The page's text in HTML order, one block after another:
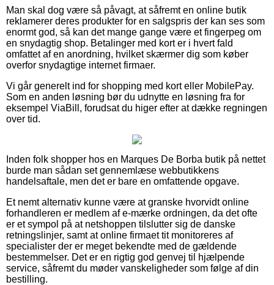
Man skal dog være så påvagt, at såfremt en online butik
reklamerer deres produkter for en salgspris der kan ses som
enormt god, så kan det mange gange være et fingerpeg om
en snydagtig shop. Betalinger med kort er i hvert fald
omfattet af en anordning, hvilket skærmer dig som køber
overfor snydagtige internet firmaer.
Vi går generelt ind for shopping med kort eller MobilePay.
Som en anden løsning bør du udnytte en løsning fra for
eksempel ViaBill, forudsat du higer efter at dække regningen
over tid.
Inden folk shopper hos en Marques De Borba butik på nettet
burde man sådan set gennemlæse webbutikkens
handelsaftale, men det er bare en omfattende opgave.
Et nemt alternativ kunne være at granske hvorvidt online
forhandleren er medlem af e-mærke ordningen, da det ofte
er et sympol på at netshoppen tilslutter sig de danske
retningslinjer, samt at online firmaet tit monitoreres af
specialister der er meget bekendte med de gældende
bestemmelser. Det er en rigtig god genvej til hjælpende
service, såfremt du møder vanskeligheder som følge af din
bestilling.